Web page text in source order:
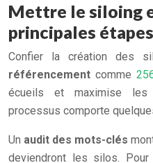
Mettre le siloing
principales étapes
Confier la création des
référencement comme
écueils et maximise
processus comporte
Un audit des mots-clés
deviendront les silos.